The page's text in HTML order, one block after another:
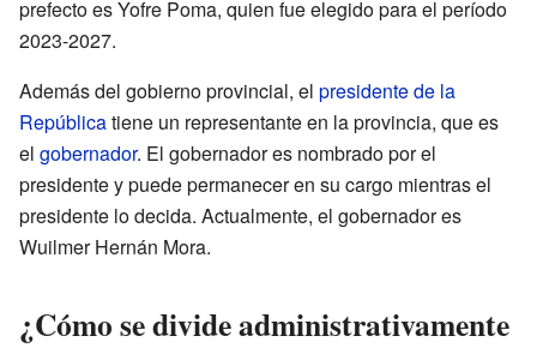
prefecto es Yofre Poma, quien fue elegido para el período
2023-2027.
Además del gobierno provincial, el presidente de la
Repúblicatiene un representante en la provincia, que es
el gobernador. El gobernador es nombrado por el
presidente y puede permanecer en su cargo mientras el
presidente lo decida. Actualmente, el gobernador es
Wuilmer Hernán Mora.
¿Cómo se divide administrativamente